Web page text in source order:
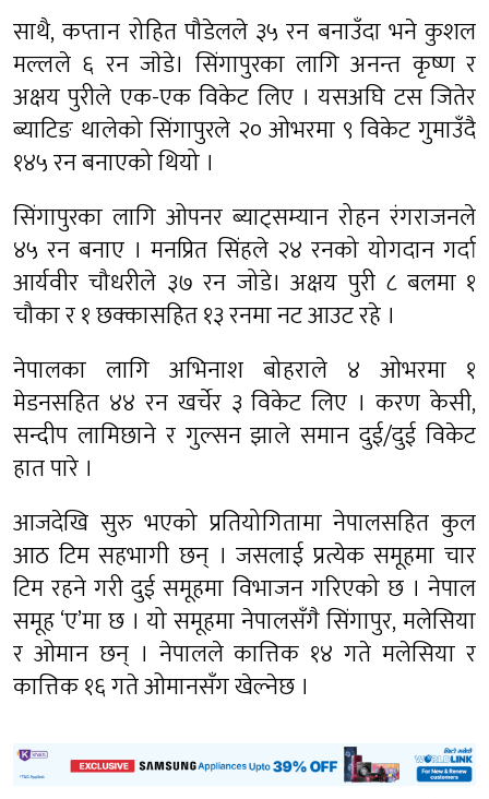
साथै, कप्तान रोहित पौडेलले ३५ रन बनाउँदा भने कुशल
मल्लले ६ रन जाेडे। सिंगापुरका लागि अनन्त कृष्ण र
अक्षय पुरीले एक-एक विकेट लिए । यसअघि टस जितेर
ब्याटिङ थालेको सिंगापुरले २० ओभरमा ९ विकेट गुमाउँदै
१४५ रन बनाएको थियो ।
सिंगापुरका लागि ओपनर ब्याट्सम्यान रोहन रंगराजनले
४५ रन बनाए । मनप्रित सिंहले २४ रनको योगदान गर्दा
आर्यवीर चौधरीले ३७ रन जोडे। अक्षय पुरी ८ बलमा १
चौका र १ छक्कासहित १३ रनमा नट आउट रहे ।
नेपालका लागि अभिनाश बोहराले ४ ओभरमा १
मेडनसहित ४४ रन खर्चेर ३ विकेट लिए । करण केसी,
सन्दीप लामिछाने र गुल्सन झाले समान दुई/दुई विकेट
हात पारे ।
आजदेखि सुरु भएको प्रतियोगितामा नेपालसहित कुल
आठ टिम सहभागी छन् । जसलाई प्रत्येक समूहमा चार
टिम रहने गरी दुई समूहमा विभाजन गरिएको छ । नेपाल
समूह ‘ए’मा छ । यो समूहमा नेपालसँगै सिंगापुर, मलेसिया
र ओमान छन् । नेपालले कात्तिक १४ गते मलेसिया र
कात्तिक १६ गते ओमानसँग खेल्नेछ ।